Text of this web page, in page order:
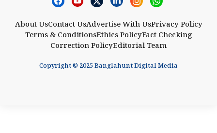
About UsContact UsAdvertise With UsPrivacy Policy
Terms & ConditionsEthics PolicyFact Checking
Correction PolicyEditorial Team
Copyright © 2025 Banglahunt Digital Media